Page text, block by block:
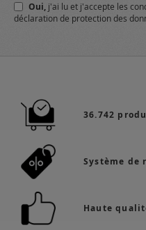
:
Oui, j'ai lu et j'accepte les
déclaration de protection des
36.742
Système de
Haute